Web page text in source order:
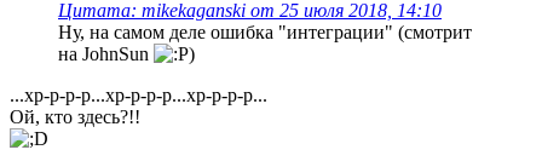
Цитата: mikekaganski от 25 июля 2018, 14:10
Ну, на самом деле ошибка "интеграции" (смотрит
на JohnSun
)
...хр-р-р-р...хр-р-р-р...хр-р-р-р...
Ой, кто здесь?!!